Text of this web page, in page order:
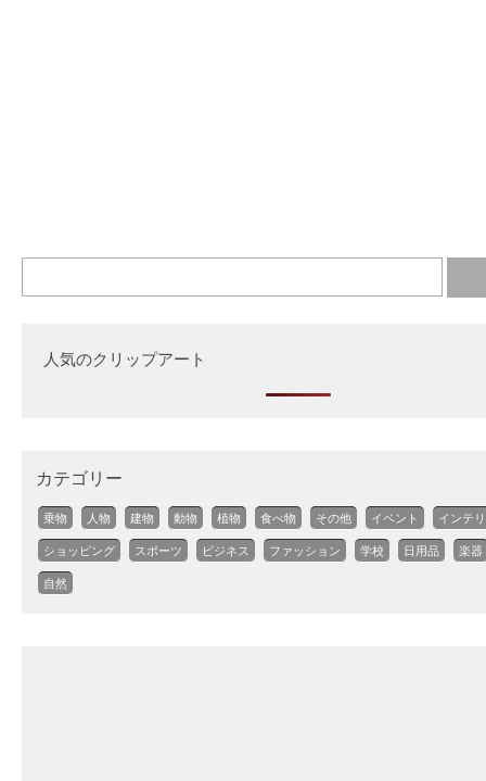
人気のクリップアート
カテゴリー
乗物 人物 建物 動物 植物 食べ物 その他 イベント インテ
ショッピング スポーツ ビジネス ファッション 学校 日用品 楽器
自然